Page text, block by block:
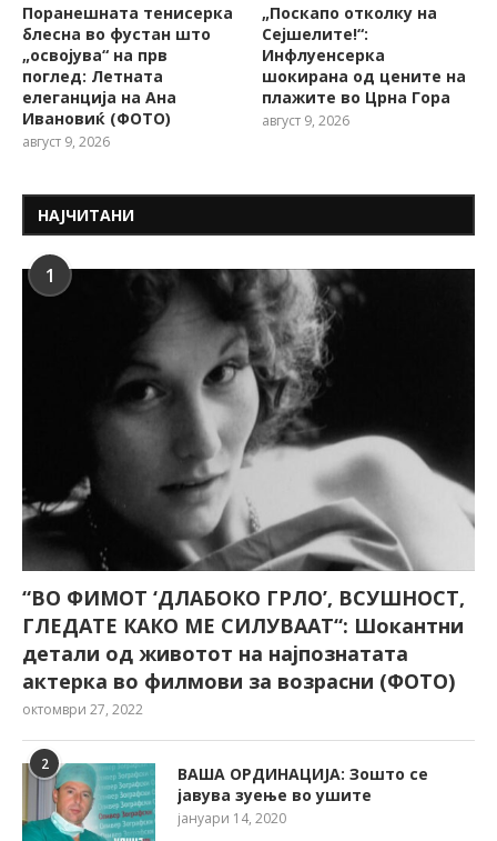
Поранешната тенисерка
блесна во фустан што
„освојува“ на прв
поглед: Летната
елеганција на Ана
Ивановиќ (ФОТО)
август 9, 2026
„Поскапо отколку на
Сејшелите!“:
Инфлуенсерка
шокирана од цените на
плажите во Црна Гора
август 9, 2026
НАЈЧИТАНИ
1
“ВО ФИМОТ ‘ДЛАБОКО ГРЛО’, ВСУШНОСТ,
ГЛЕДАТЕ КАКО МЕ СИЛУВААТ“: Шокантни
детали од животот на најпознатата
актерка во филмови за возрасни (ФОТО)
октомври 27, 2022
2
ВАША ОРДИНАЦИЈА: Зошто се
јавува зуење во ушите
јануари 14, 2020